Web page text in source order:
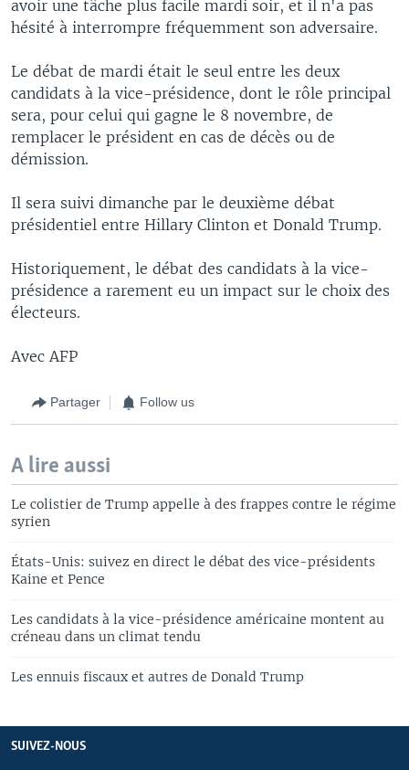
avoir une tâche plus facile mardi soir, et il n'a pas
hésité à interrompre fréquemment son adversaire.
Le débat de mardi était le seul entre les deux
candidats à la vice-présidence, dont le rôle principal
sera, pour celui qui gagne le 8 novembre, de
remplacer le président en cas de décès ou de
démission.
Il sera suivi dimanche par le deuxième débat
présidentiel entre Hillary Clinton et Donald Trump.
Historiquement, le débat des candidats à la vice-
présidence a rarement eu un impact sur le choix des
électeurs.
Avec AFP
Partager Follow us
A lire aussi
Le colistier de Trump appelle à des frappes contre le régime
syrien
États-Unis: suivez en direct le débat des vice-présidents
Kaine et Pence
Les candidats à la vice-présidence américaine montent au
créneau dans un climat tendu
Les ennuis fiscaux et autres de Donald Trump
SUIVEZ-NOUS